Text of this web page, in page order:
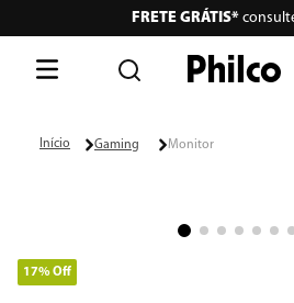
FRETE GRÁTIS*
Gaming Monitor
17%Off
º philco